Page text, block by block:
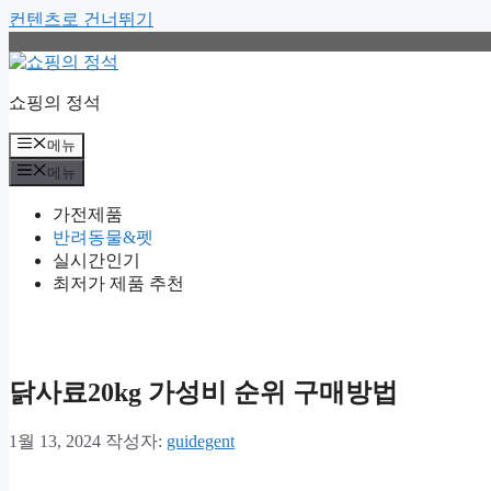
컨텐츠로 건너뛰기
쇼핑의 정석
메뉴
메뉴
가전제품
반려동물&펫
실시간인기
최저가 제품 추천
닭사료20kg 가성비 순위 구매방법
1월 13, 2024 작성자: guidegent